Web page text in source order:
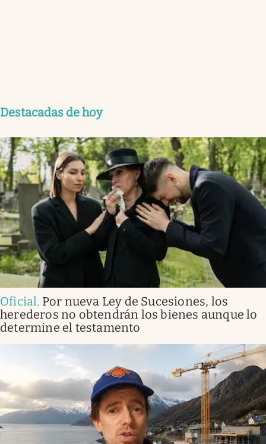
Destacadas de hoy
Oficial. Por nueva Ley de Sucesiones, los
herederos no obtendrán los bienes aunque lo
determine el testamento